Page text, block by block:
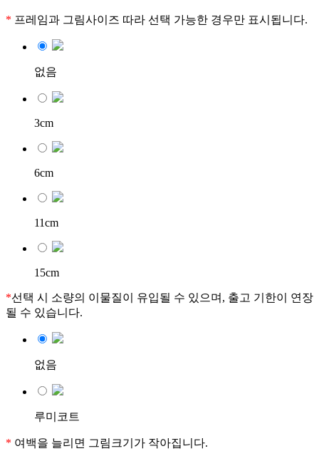
* 프레임과 그림사이즈 따라 선택 가능한 경우만 표시됩니다.
없음
3cm
6cm
11cm
15cm
*선택 시 소량의 이물질이 유입될 수 있으며, 출고 기한이 연장
될 수 있습니다.
없음
루미코트
* 여백을 늘리면 그림크기가 작아집니다.